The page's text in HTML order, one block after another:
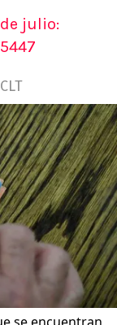
julio: